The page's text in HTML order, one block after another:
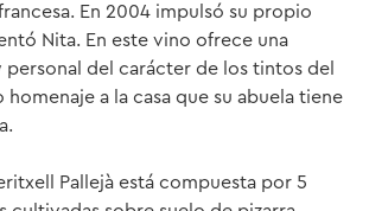
En 2004 impulsó su propio
Nita. En este vino ofrece una
del carácter de los tintos del
homenaje a la casa que su abuela tiene
Pallejà está compuesta por 5